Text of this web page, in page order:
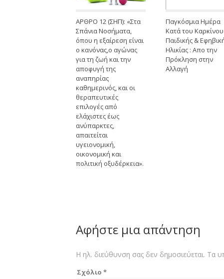
ΑΡΘΡΟ 12 (ΣΗΠ): «Στα
Σπάνια Νοσήματα,
όπου η εξαίρεση είναι
ο κανόνας,ο αγώνας
για τη ζωή και την
αποφυγή της
αναπηρίας
καθημερινός, και οι
θεραπευτικές
επιλογές από
ελάχιστες έως
ανύπαρκτες,
απαιτείται
υγειονομική,
οικονομική και
πολιτική οξυδέρκεια».
Παγκόσμια Ημέρα
Κατά του
Παιδικής &
Ηλικίας : Απο την
Πρόκληση στην
Αλλαγή
Αφήστε μια απάντηση
Η ηλ. διεύθυνση σας δεν δημοσιεύεται. Τα
Σχόλιο *